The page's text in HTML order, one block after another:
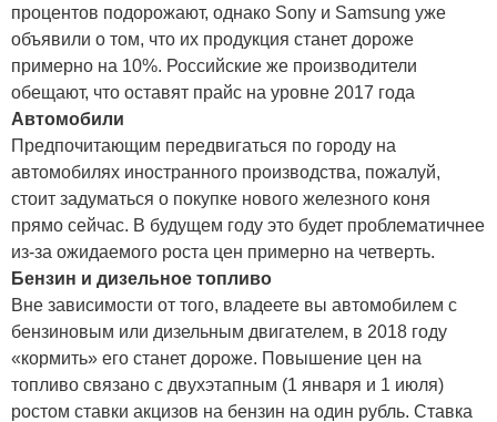
процентов подорожают, однако Sony и Samsung уже
объявили о том, что их продукция станет дороже
примерно на 10%. Российские же производители
обещают, что оставят прайс на уровне 2017 года
Автомобили
Предпочитающим передвигаться по городу на
автомобилях иностранного производства, пожалуй,
стоит задуматься о покупке нового железного коня
прямо сейчас. В будущем году это будет проблематичнее
из-за ожидаемого роста цен примерно на четверть.
Бензин и дизельное топливо
Вне зависимости от того, владеете вы автомобилем с
бензиновым или дизельным двигателем, в 2018 году
«кормить» его станет дороже. Повышение цен на
топливо связано с двухэтапным (1 января и 1 июля)
ростом ставки акцизов на бензин на один рубль. Ставка